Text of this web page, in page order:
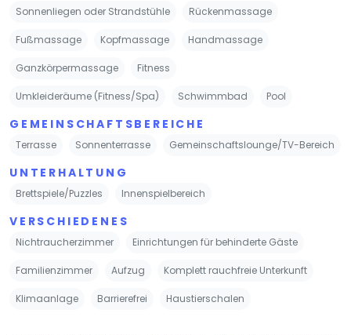
Sonnenliegen oder Strandstühle Rückenmassage
Fußmassage Kopfmassage Handmassage
Ganzkörpermassage Fitness
Umkleideräume (Fitness/Spa) Schwimmbad Pool
GEMEINSCHAFTSBEREICHE
Terrasse Sonnenterrasse Gemeinschaftslounge/TV-Bereich
UNTERHALTUNG
Brettspiele/Puzzles Innenspielbereich
VERSCHIEDENES
Nichtraucherzimmer Einrichtungen für behinderte Gäste
Familienzimmer Aufzug Komplett rauchfreie Unterkunft
Klimaanlage Barrierefrei Haustierschalen